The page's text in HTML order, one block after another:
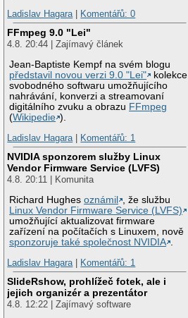
Ladislav Hagara| Komentářů: 0
FFmpeg 9.0 "Lei"
4.8. 20:44 | Zajímavý článek
Jean-Baptiste Kempf na svém blogu
představil novou verzi 9.0 "Lei"
kolekce
svobodného softwaru umožňujícího
nahrávání, konverzi a streamovaní
digitálního zvuku a obrazu FFmpeg
(Wikipedie ).
Ladislav Hagara| Komentářů: 1
NVIDIA sponzorem služby Linux
Vendor Firmware Service (LVFS)
4.8. 20:11 | Komunita
Richard Hughesoznámil
, že službu
Linux Vendor Firmware Service (LVFS)
umožňující aktualizovat firmware
zařízení na počítačích s Linuxem, nově
sponzoruje také společnost NVIDIA
Ladislav Hagara| Komentářů: 1
SlideRshow, prohlížeč fotek, ale i
jejich organizér a prezentátor
4.8. 12:22 | Zajímavý software